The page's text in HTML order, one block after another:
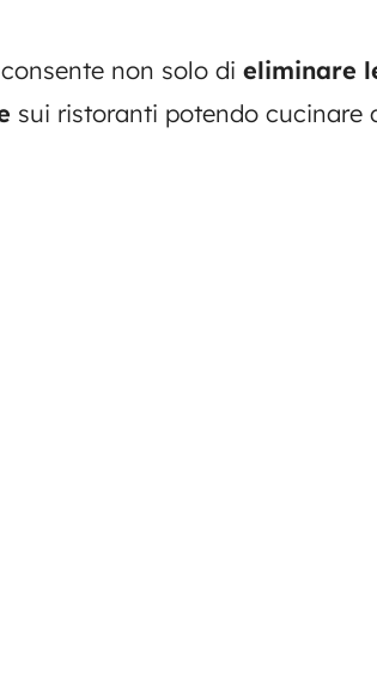
non solo di eliminare
sui ristoranti potendo cucinare